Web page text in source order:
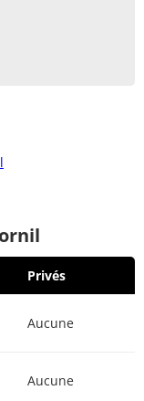
Privés
Aucune
Aucune